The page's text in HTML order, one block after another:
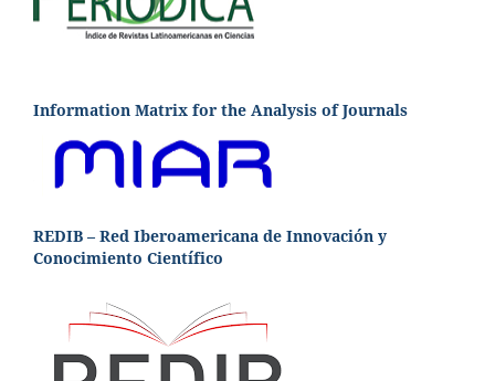
Information Matrix for the Analysis of Journals
REDIB – Red Iberoamericana de Innovación y
Conocimiento Científico